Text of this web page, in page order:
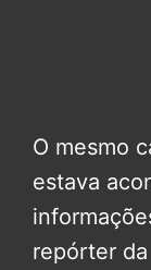
O mesmo
estava
repórter da